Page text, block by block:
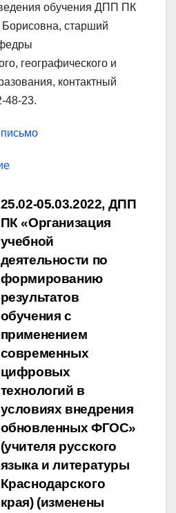
обучения ДПП ПК
старший
географического и
контактный
48-23.
25.02-05.03.2022, ДПП
ПК «Организация
учебной
деятельности по
формированию
результатов
обучения с
применением
современных
цифровых
технологий в
условиях внедрения
обновленных ФГОС»
(учителя русского
языка и литературы
Краснодарского
края) (изменены